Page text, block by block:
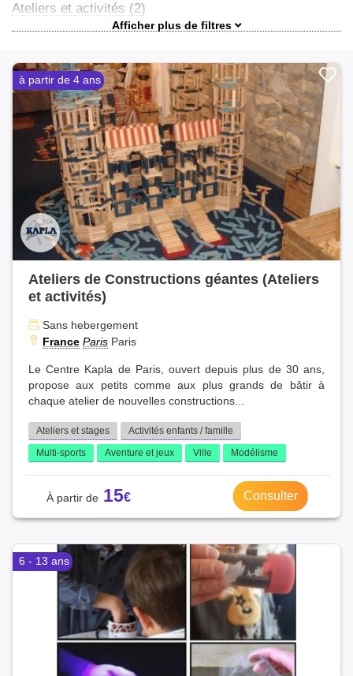
Ateliers et activités (2)
Centres de loisirs (1)
à partir de 4 ans
Ateliers de Constructions géantes (Ateliers
et activités)
Sans hebergement
France Paris Paris
Le Centre Kapla de Paris, ouvert depuis plus de 30 ans,
propose aux petits comme aux plus grands de bâtir à
chaque atelier de nouvelles constructions...
Ateliers et stages
Activités enfants / famille
Multi-sports
Aventure et jeux Ville Modélisme
15 Consulter
6 - 13 ans